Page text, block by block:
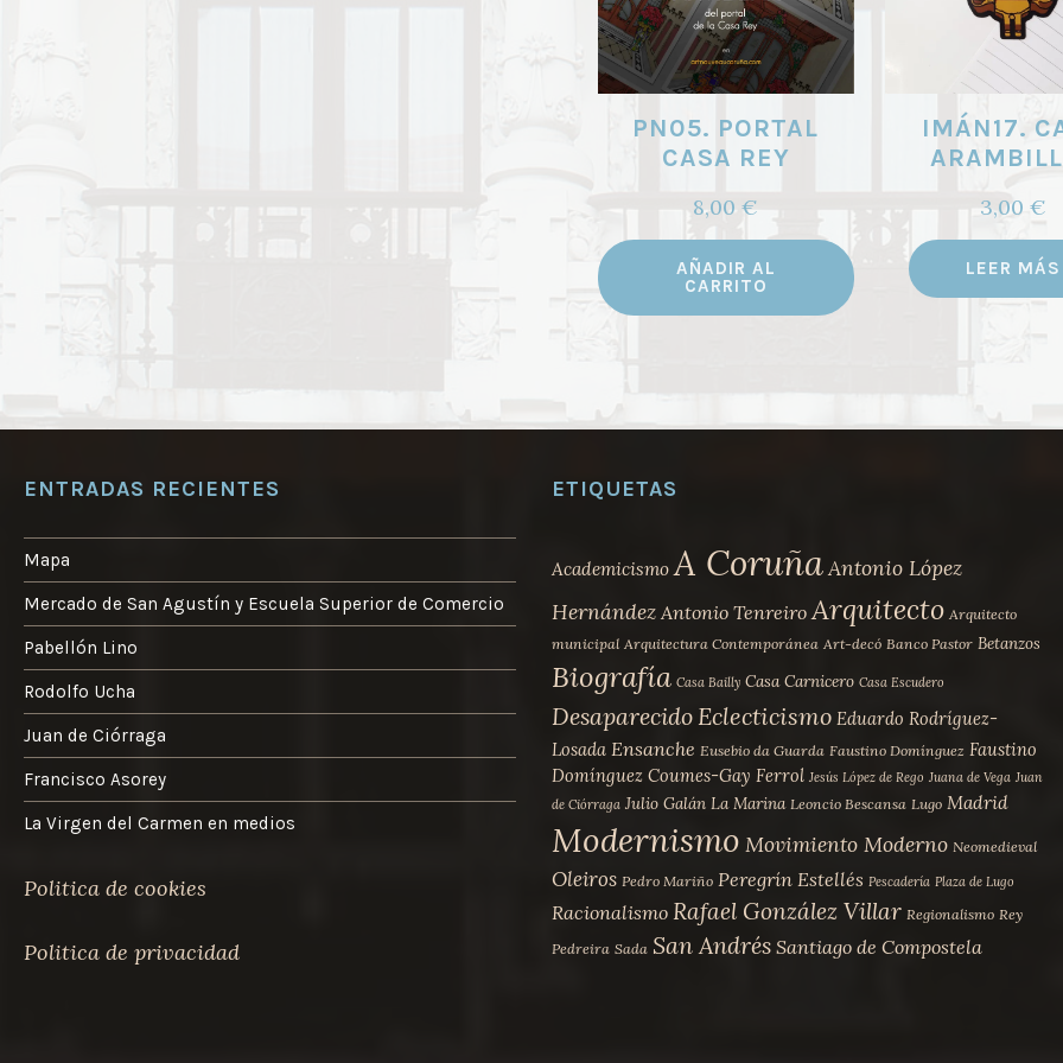
PN05. PORTAL
CASA REY
8,00€
AÑADIR AL
CARRITO
IMÁN17.
3,00 €
LEER MÁS
ENTRADAS RECIENTES
Mapa
Mercado de San Agustín y Escuela Superior de Comercio
Pabellón Lino
Rodolfo Ucha
Juan de Ciórraga
Francisco Asorey
La Virgen del Carmen en medios
Politica de cookies
Politica de privacidad
ETIQUETAS
Academicismo A CoruñaAntonio López
Hernández Antonio Tenreiro Arquitecto Arquitecto
municipal Arquitectura Contemporánea Art-decó Banco Pastor Betanzos
Biografía Casa Bailly Casa Carnicero Casa Escudero
DesaparecidoEclecticismo Eduardo Rodríguez-
Losada Ensanche Eusebio da Guarda Faustino Domínguez Faustino
Domínguez Coumes-Gay Ferrol Jesús López de Rego Juana de Vega Juan
de Ciórraga Julio Galán La Marina Leoncio Bescansa Lugo Madrid
Modernismo Movimiento Moderno Neomedieval
Oleiros Pedro Mariño Peregrín Estellés Pescadería Plaza de Lugo
Racionalismo Rafael González Villar Regionalismo Rey
Pedreira Sada San Andrés Santiago de Compostela